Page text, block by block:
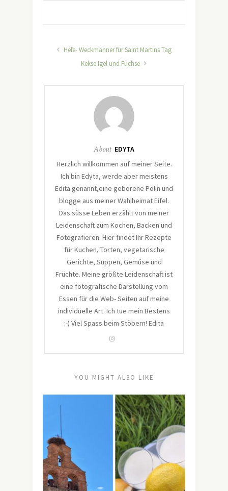
Hefe- Weckmänner für Saint Martins Tag
Kekse Igel und Füchse
About EDYTA
Herzlich willkommen auf meiner Seite.
Ich bin Edyta, werde aber meistens
Edita genannt,eine geborene Polin und
blogge aus meiner Wahlheimat Eifel.
Das süsse Leben erzählt von meiner
Leidenschaft zum Kochen, Backen und
Fotografieren. Hier findet Ihr Rezepte
für Kuchen, Torten, vegetarische
Gerichte, Suppen, Gemüse und
Früchte. Meine größte Leidenschaft ist
eine fotografische Darstellung vom
Essen für die Web- Seiten auf meine
individuelle Art. Ich tue mein Bestens
:-) Viel Spass beim Stöbern! Edita
YOU MIGHT ALSO LIKE